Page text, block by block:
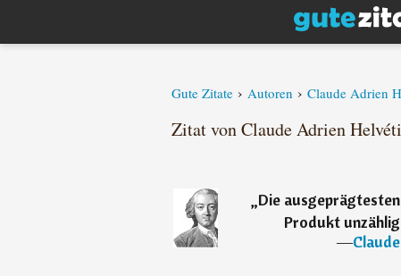
Gute Zitate › Autoren › Claude Adrien
Zitat von Claude Adrien
„Die
Produkt
―